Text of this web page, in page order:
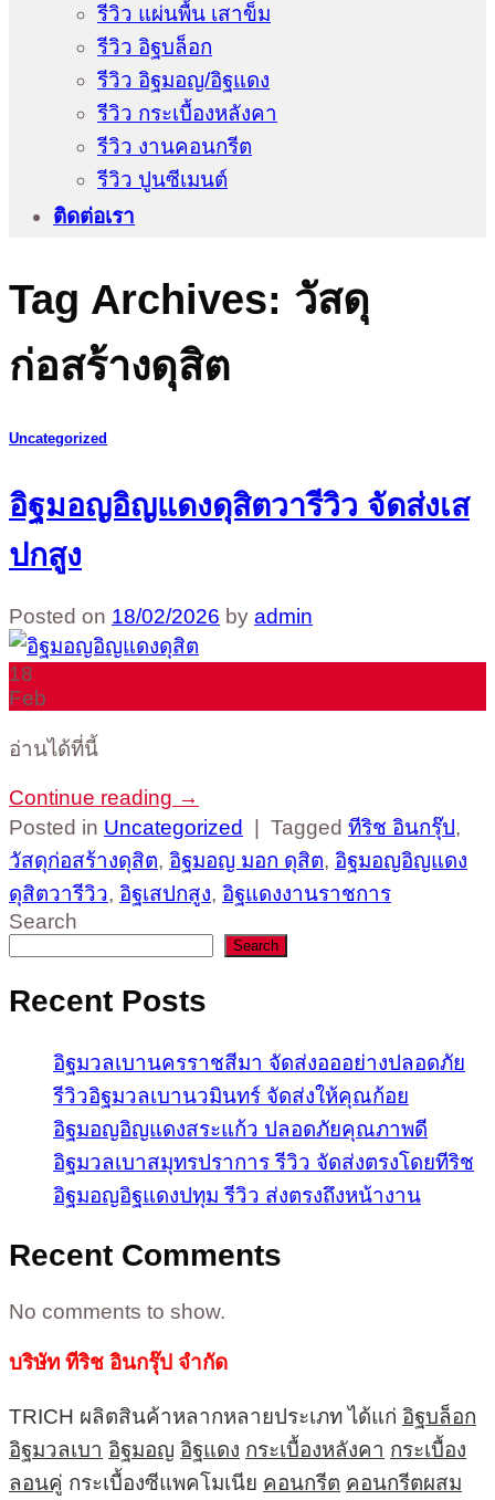
รีวิว แผ่นพื้น เสาข็ม
รีวิว อิฐบล็อก
รีวิว อิฐมอญ/อิฐแดง
รีวิว กระเบื้องหลังคา
รีวิว งานคอนกรีต
รีวิว ปูนซีเมนต์
ติดต่อเรา
Tag Archives: วัสดุ
ก่อสร้างดุสิต
Uncategorized
อิฐมอญอิญแดงดุสิตวารีวิว จัดส่งเส
ปกสูง
Posted on 18/02/2026 by admin
18
Feb
อ่านได้ที่นี้
Continue reading →
Posted in Uncategorized Tagged ทีริช อินกรุ๊ป,
วัสดุก่อสร้างดุสิต, อิฐมอญ มอก ดุสิต, อิฐมอญอิญแดง
ดุสิตวารีวิว, อิฐเสปกสูง, อิฐแดงงานราชการ
Search
Search
Recent Posts
อิฐมวลเบานครราชสีมา จัดส่งอออย่างปลอดภัย
รีวิวอิฐมวลเบานวมินทร์ จัดส่งให้คุณก้อย
อิฐมอญอิญแดงสระแก้ว ปลอดภัยคุณภาพดี
อิฐมวลเบาสมุทรปราการ รีวิว จัดส่งตรงโดยทีริช
อิฐมอญอิฐแดงปทุม รีวิว ส่งตรงถึงหน้างาน
Recent Comments
No comments to show.
บริษัท ทีริช อินกรุ๊ป จำกัด
TRICH ผลิตสินค้าหลากหลายประเภท ได้แก่ อิฐบล็อก
อิฐมวลเบา อิฐมอญ อิฐแดง กระเบื้องหลังคา กระเบื้อง
ลอนคู่ กระเบื้องซีแพคโมเนีย คอนกรีต คอนกรีตผสม